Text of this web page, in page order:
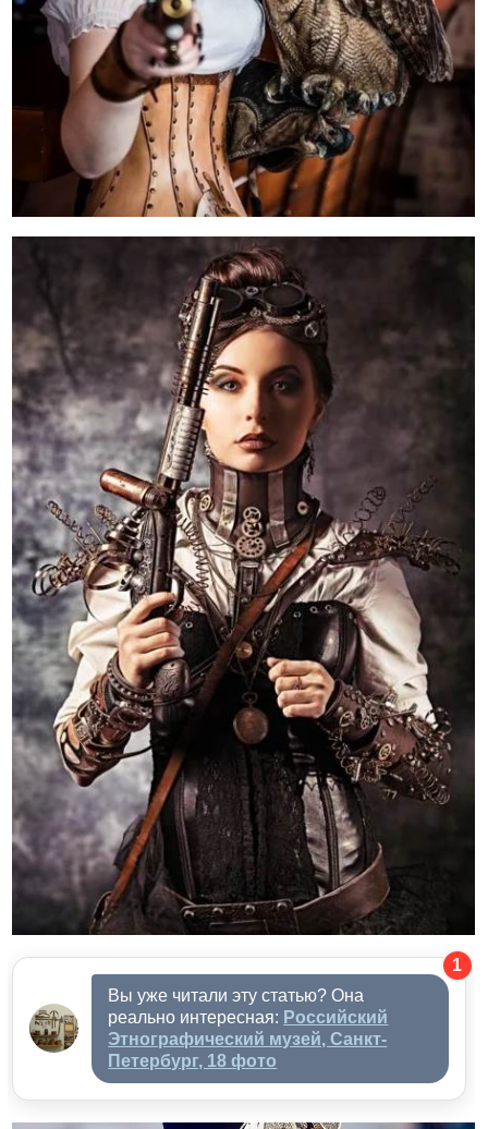
1
Вы уже читали эту статью? Она
реально интересная: Российский
Этнографический музей, Санкт-
Петербург, 18 фото